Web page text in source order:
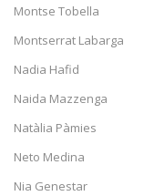
Montse Tobella
Montserrat Labarga
Nadia Hafid
Naida Mazzenga
Natàlia Pàmies
Neto Medina
Nia Genestar